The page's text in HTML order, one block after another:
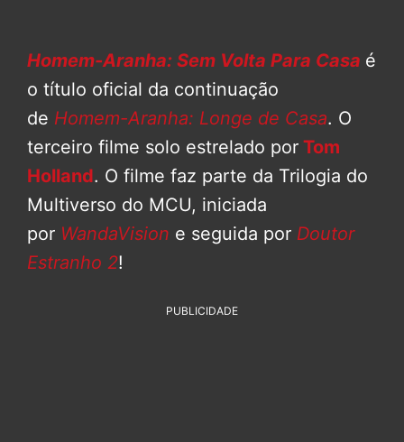
Homem-Aranha: Sem Volta Para Casa é
o título oficial da continuação
de Homem-Aranha: Longe de Casa. O
terceiro filme solo estrelado por Tom
Holland. O filme faz parte da Trilogia do
Multiverso do MCU, iniciada
por WandaVision e seguida por Doutor
Estranho 2!
PUBLICIDADE